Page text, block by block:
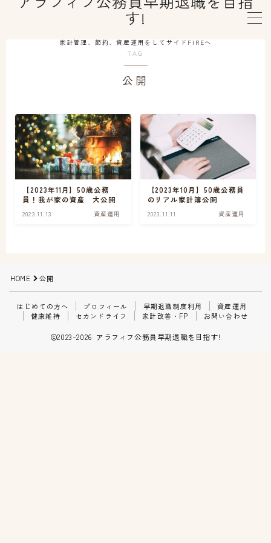
す!
家計管理、節約、資産運用をしてサイドFIREへ
プロフィール
早期退職制度利用
資産運用
家計改善・FP
お問い合わせ
TAG
公開
【2023年11月】50歳公務
員！我が家の資産 大公開
2023.11.13 資産運用
【2023年10月】50歳公務員
のリアル家計簿公開
2023.11.11 資産運用
HOME 公開
はじめての方へ プロフィール 早期退職制度利用
資産運用
健康維持
セカンドライフ 家計改善・FP お問い合わせ
2023–2026 アラフィフ公務員早期退職を目指す!